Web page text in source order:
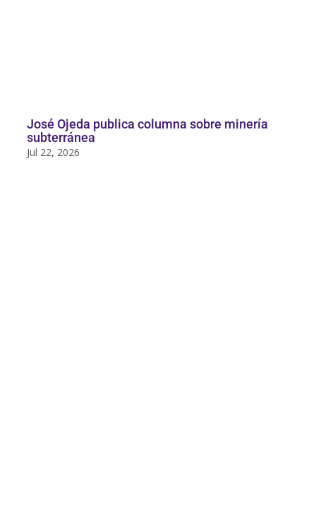
José Ojeda publica columna sobre minería
subterránea
Jul 22, 2026